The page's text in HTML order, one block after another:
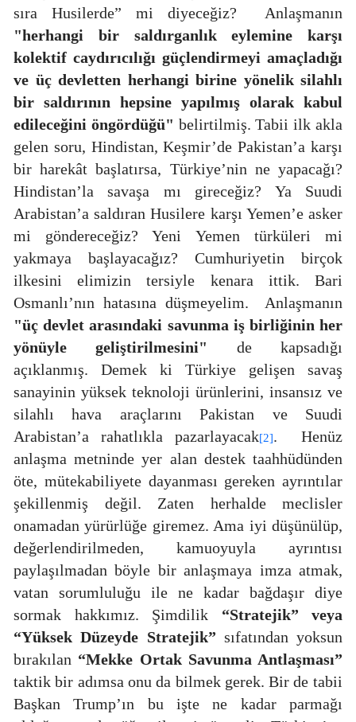
sıra Husilerde” mi diyeceğiz?
Anlaşmanın
"herhangi bir saldırganlık eylemine karşı
kolektif caydırıcılığı güçlendirmeyi amaçladığı
ve üç devletten herhangi birine yönelik silahlı
bir saldırının hepsine yapılmış olarak kabul
edileceğini öngördüğü" belirtilmiş. Tabii ilk akla
gelen soru, Hindistan, Keşmir’de Pakistan’a karşı
bir harekât başlatırsa, Türkiye’nin ne yapacağı?
Hindistan’la savaşa mı gireceğiz? Ya Suudi
Arabistan’a saldıran Husilere karşı Yemen’e asker
mi göndereceğiz? Yeni Yemen türküleri mi
yakmaya başlayacağız? Cumhuriyetin birçok
ilkesini elimizin tersiyle kenara ittik. Bari
Osmanlı’nın hatasına düşmeyelim.
Anlaşmanın
"üç devlet arasındaki savunma iş birliğinin her
yönüyle geliştirilmesini"
de kapsadığı
açıklanmış. Demek ki Türkiye gelişen savaş
sanayinin yüksek teknoloji ürünlerini, insansız ve
silahlı hava araçlarını Pakistan ve Suudi
Arabistan’a rahatlıkla pazarlayacak[2].
Henüz
anlaşma metninde yer alan destek taahhüdünden
öte, mütekabiliyete dayanması gereken ayrıntılar
şekillenmiş değil. Zaten herhalde meclisler
onamadan yürürlüğe giremez. Ama iyi düşünülüp,
değerlendirilmeden, kamuoyuyla ayrıntısı
paylaşılmadan böyle bir anlaşmaya imza atmak,
vatan sorumluluğu ile ne kadar bağdaşır diye
sormak hakkımız. Şimdilik “Stratejik” veya
“Yüksek Düzeyde Stratejik” sıfatından yoksun
bırakılan “Mekke Ortak Savunma Antlaşması”
taktik bir adımsa onu da bilmek gerek. Bir de tabii
Başkan Trump’ın bu işte ne kadar parmağı